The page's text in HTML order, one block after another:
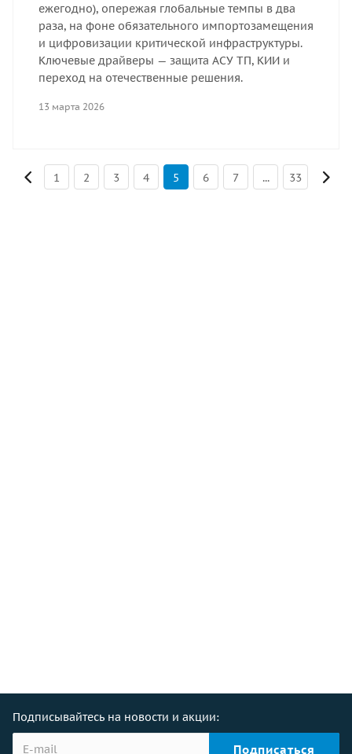
ежегодно), опережая глобальные темпы в два
раза, на фоне обязательного импортозамещения
и цифровизации критической инфраструктуры.
Ключевые драйверы — защита АСУ ТП, КИИ и
переход на отечественные решения.
13 марта 2026
1 2 3 4 5 6 7 ... 33
Подписывайтесь на новости и акции: